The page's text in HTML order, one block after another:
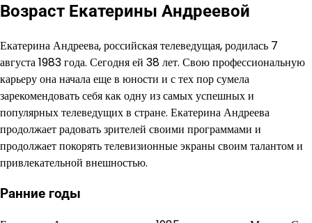
Возраст Екатерины Андреевой
Екатерина Андреева, российская телеведущая, родилась 7
августа 1983 года. Сегодня ей 38 лет. Свою профессиональную
карьеру она начала еще в юности и с тех пор сумела
зарекомендовать себя как одну из самых успешных и
популярных телеведущих в стране. Екатерина Андреева
продолжает радовать зрителей своими программами и
продолжает покорять телевизионные экраны своим талантом и
привлекательной внешностью.
Ранние годы